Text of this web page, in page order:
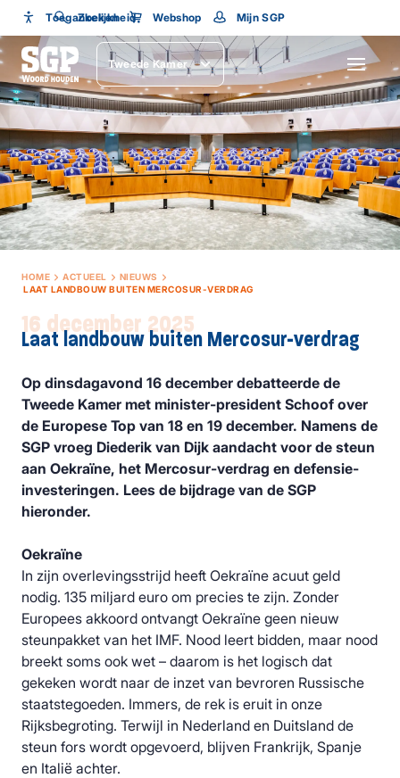
Toegankelijkheid
Toegankelijkheid
Lettergrootte
Zoeken Webshop Mijn SGP
Tweede Kamer SLUITEN
HOME ACTUEEL
NIEUWS
LAAT LANDBOUW BUITEN MERCOSUR-VERDRAG
16 december 2025
Laat landbouw buiten Mercosur-verdrag
Op dinsdagavond 16 december debatteerde de
Tweede Kamer met minister-president Schoof over
de Europese Top van 18 en 19 december. Namens de
SGP vroeg Diederik van Dijk aandacht voor de steun
aan Oekraïne, het Mercosur-verdrag en defensie-
investeringen. Lees de bijdrage van de SGP
hieronder.
Oekraïne
In zijn overlevingsstrijd heeft Oekraïne acuut geld
nodig. 135 miljard euro om precies te zijn. Zonder
Europees akkoord ontvangt Oekraïne geen nieuw
steunpakket van het IMF. Nood leert bidden, maar nood
breekt soms ook wet – daarom is het logisch dat
gekeken wordt naar de inzet van bevroren Russische
staatstegoeden. Immers, de rek is eruit in onze
Rijksbegroting. Terwijl in Nederland en Duitsland de
steun fors wordt opgevoerd, blijven Frankrijk, Spanje
en Italië achter.